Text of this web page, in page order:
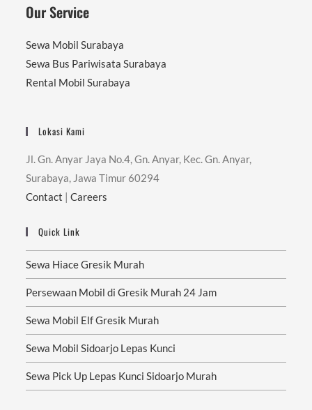
Our Service
Sewa Mobil Surabaya
Sewa Bus Pariwisata Surabaya
Rental Mobil Surabaya
Lokasi Kami
Jl. Gn. Anyar Jaya No.4, Gn. Anyar, Kec. Gn. Anyar,
Surabaya, Jawa Timur 60294
Contact |Careers
Quick Link
Sewa Hiace Gresik Murah
Persewaan Mobil di Gresik Murah 24 Jam
Sewa Mobil Elf Gresik Murah
Sewa Mobil Sidoarjo Lepas Kunci
Sewa Pick Up Lepas Kunci Sidoarjo Murah